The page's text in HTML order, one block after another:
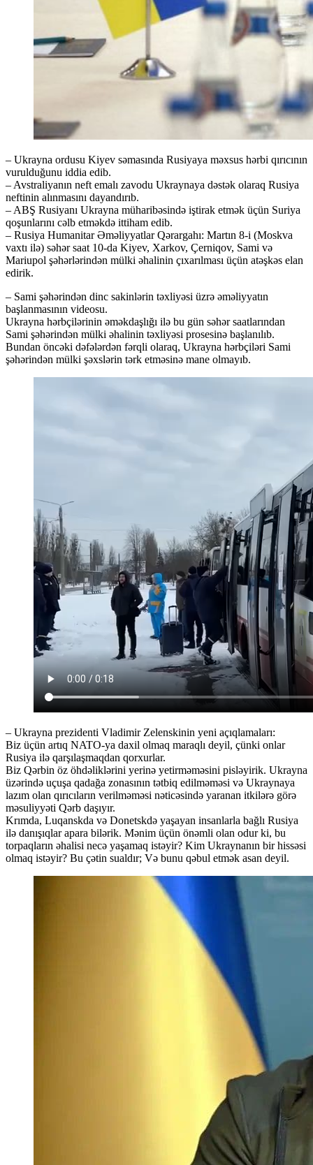
– Ukrayna ordusu Kiyev səmasında Rusiyaya məxsus hərbi qırıcının
vurulduğunu iddia edib.
– Avstraliyanın neft emalı zavodu Ukraynaya dəstək olaraq Rusiya
neftinin alınmasını dayandırıb.
– ABŞ Rusiyanı Ukrayna müharibəsində iştirak etmək üçün Suriya
qoşunlarını cəlb etməkdə ittiham edib.
– Rusiya Humanitar Əməliyyatlar Qərargahı: Martın 8-i (Moskva
vaxtı ilə) səhər saat 10-da Kiyev, Xarkov, Çerniqov, Sami və
Mariupol şəhərlərindən mülki əhalinin çıxarılması üçün atəşkəs elan
edirik.
– Sami şəhərindən dinc sakinlərin təxliyəsi üzrə əməliyyatın
başlanmasının videosu.
Ukrayna hərbçilərinin əməkdaşlığı ilə bu gün səhər saatlarından
Sami şəhərindən mülki əhalinin təxliyəsi prosesinə başlanılıb.
Bundan öncəki dəfələrdən fərqli olaraq, Ukrayna hərbçiləri Sami
şəhərindən mülki şəxslərin tərk etməsinə mane olmayıb.
– Ukrayna prezidenti Vladimir Zelenskinin yeni açıqlamaları:
Biz üçün artıq NATO-ya daxil olmaq maraqlı deyil, çünki onlar
Rusiya ilə qarşılaşmaqdan qorxurlar.
Biz Qərbin öz öhdəliklərini yerinə yetirməməsini pisləyirik. Ukrayna
üzərində uçuşa qadağa zonasının tətbiq edilməməsi və Ukraynaya
lazım olan qırıcıların verilməməsi nəticəsində yaranan itkilərə görə
məsuliyyəti Qərb daşıyır.
Krımda, Luqanskda və Donetskdə yaşayan insanlarla bağlı Rusiya
ilə danışıqlar apara bilərik. Mənim üçün önəmli olan odur ki, bu
torpaqların əhalisi necə yaşamaq istəyir? Kim Ukraynanın bir hissəsi
olmaq istəyir? Bu çətin sualdır; Və bunu qəbul etmək asan deyil.